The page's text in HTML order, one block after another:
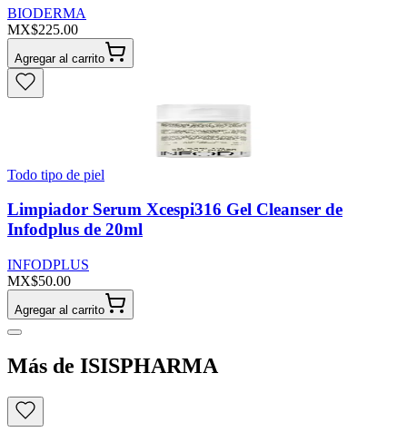
BIODERMA
MX$225.00
Agregar al carrito
Todo tipo de piel
Limpiador Serum Xcespi316 Gel Cleanser de
Infodplus de 20ml
INFODPLUS
MX$50.00
Agregar al carrito
Más de ISISPHARMA